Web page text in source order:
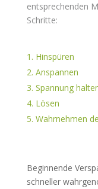
entsprechenden
Schritte:
Hinspüren
Anspannen
Spannung
Lösen
Wahrnehmen
Beginnende
schneller